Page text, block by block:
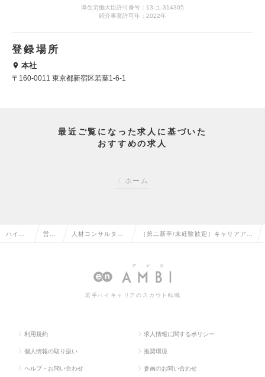
厚生労働大臣許可番号：13-ユ-314305
紹介事業許可年：2022年
登録場所
本社
〒160-0011 東京都新宿区若葉1-6-1
最近ご覧になった求人に基づいた
おすすめの求人
ホーム
ハイク 営業 人材コンサルタン
ターの転職
［第二新卒/未経験歓迎］キャリアアド
京勤務の求人情報
若手ハイキャリアのスカウト転職
利用規約 求人情報に関するポリシー
個人情報の取り扱い 推奨環境
ヘルプ・お問い合わせ 参画のお問い合わせ